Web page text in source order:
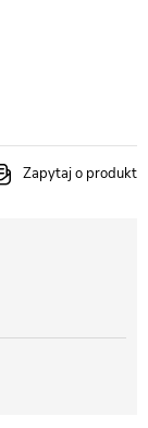
Zapytaj o produkt